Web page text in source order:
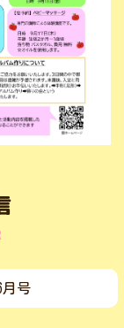
月号